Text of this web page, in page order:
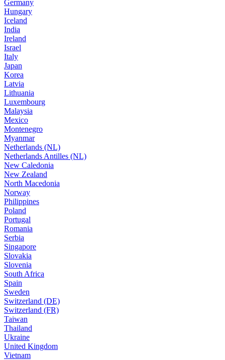
Germany
Hungary
Iceland
India
Ireland
Israel
Italy
Japan
Korea
Latvia
Lithuania
Luxembourg
Malaysia
Mexico
Montenegro
Myanmar
Netherlands (NL)
Netherlands Antilles (NL)
New Caledonia
New Zealand
North Macedonia
Norway
Philippines
Poland
Portugal
Romania
Serbia
Singapore
Slovakia
Slovenia
South Africa
Spain
Sweden
Switzerland (DE)
Switzerland (FR)
Taiwan
Thailand
Ukraine
United Kingdom
Vietnam